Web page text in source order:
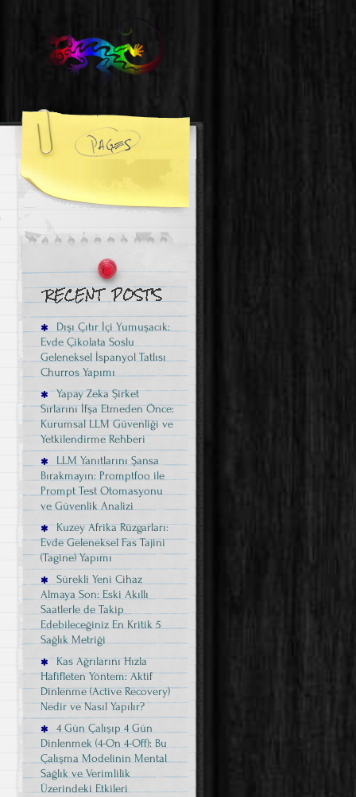
Dışı Çıtır İçi Yumuşacık:
Evde Çikolata Soslu
Geleneksel İspanyol Tatlısı
Churros Yapımı
Yapay Zeka Şirket
Sırlarını İfşa Etmeden Önce:
Kurumsal LLM Güvenliği ve
Yetkilendirme Rehberi
LLM Yanıtlarını Şansa
Bırakmayın: Promptfoo ile
Prompt Test Otomasyonu
ve Güvenlik Analizi
Kuzey Afrika Rüzgarları:
Evde Geleneksel Fas Tajini
(Tagine) Yapımı
Sürekli Yeni Cihaz
Almaya Son: Eski Akıllı
Saatlerle de Takip
Edebileceğiniz En Kritik 5
Sağlık Metriği
Kas Ağrılarını Hızla
Hafifleten Yöntem: Aktif
Dinlenme (Active Recovery)
Nedir ve Nasıl Yapılır?
4 Gün Çalışıp 4 Gün
Dinlenmek (4-On 4-Off): Bu
Çalışma Modelinin Mental
Sağlık ve Verimlilik
Üzerindeki Etkileri